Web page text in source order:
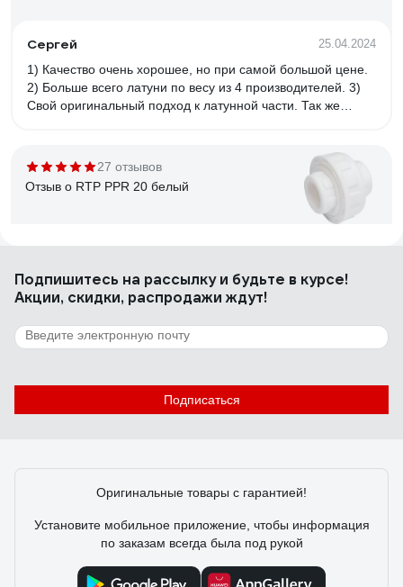
Сергей 25.04.2024
1) Качество очень хорошее, но при самой большой цене.
2) Больше всего латуни по весу из 4 производителей. 3)
Свой оригинальный подход к латунной части. Так же
27 отзывов
Отзыв о RTP PPR 20 белый
Кому нужно разборное соединение - то, что надо.
Приятель с плохим отзывом лоханулся потому, что
хорошо бы иметь фото в разборе. Постараюсь исправить
Отзыв о RTP американка внутренняя резьба,
D20х1/2 мм
Сергей П. 20.07.2022
На вид хорошая американка, резиновое кольцо
Подпишитесь на рассылкуи будьте в курсе!
Акции, скидки, распродажи ждут!
Подписаться
Оригинальные товары с гарантией!
Установите мобильное приложение, чтобы информация
по заказам всегда была под рукой